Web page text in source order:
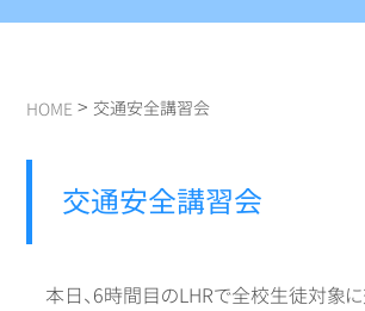
HOME > 交通安全講習会
交通安全講習会
本日、6時間目のLHRで全校生徒対象